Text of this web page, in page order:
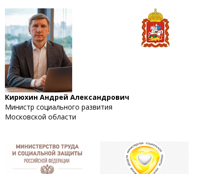
Кирюхин Андрей Александрович
Министр социального развития
Московской области